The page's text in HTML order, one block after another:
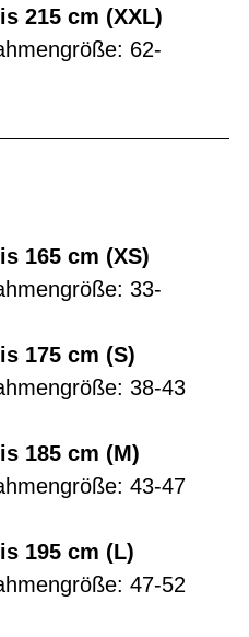
215 cm (XXL)
62-
165 cm (XS)
33-
175 cm (S)
38-43
185 cm (M)
43-47
195 cm (L)
47-52